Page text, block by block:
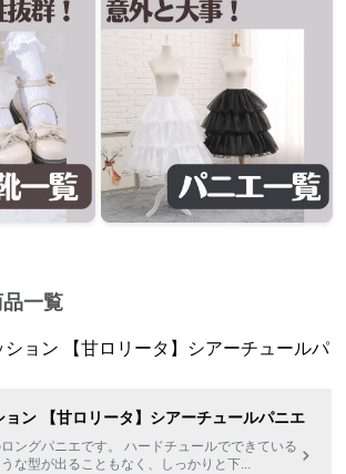
一覧
ョン 【甘ロリータ】シアーチュールパニエ
ングパニエです。 ハードチュールでできている
な型が出ることもなく、しっかりと下...